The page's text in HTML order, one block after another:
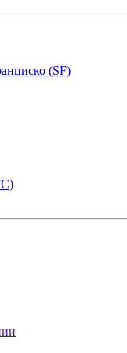
(SF)